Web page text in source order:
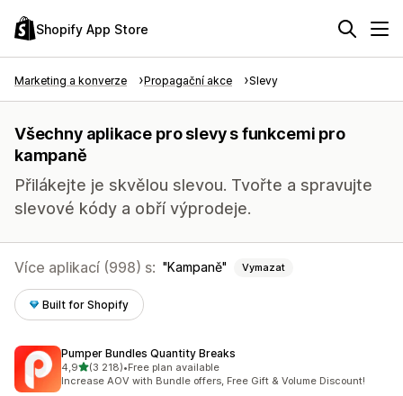
Shopify App Store
Marketing a konverze Propagační akce Slevy
Všechny aplikace pro slevy s funkcemi pro
kampaně
Přilákejte je skvělou slevou. Tvořte a spravujte
slevové kódy a obří výprodeje.
Více aplikací (998) s: Kampaně Vymazat
Built for Shopify
Pumper Bundles Quantity Breaks
4,9z 5 hvězd
(3 218)
Celkový počet recenzí: 3218
•Free plan available
Increase AOV with Bundle offers, Free Gift & Volume Discount!